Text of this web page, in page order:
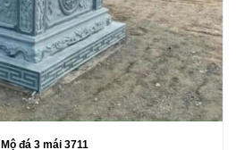
Mộ đá 3 mái 3711